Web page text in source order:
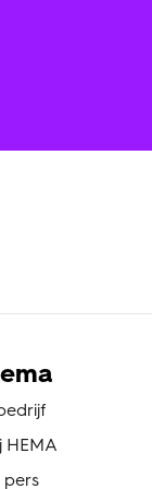
HEMA
pers